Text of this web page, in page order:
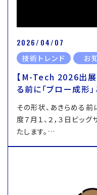
2026/04/07
技術トレンド お
【M-Tech 2026出展
る前に「ブロー成形
その形状、あきらめる
度７月１、２，３日ビッ
たします。…